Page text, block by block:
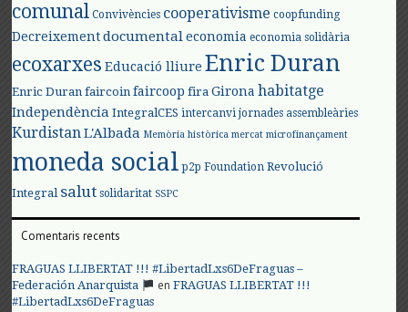
comunal Convivències cooperativisme coopfunding
Decreixement documental economia economia solidària
ecoxarxes Educació lliure Enric Duran
Enric Duran faircoin faircoop fira Girona habitatge
Independència IntegralCES intercanvi jornades assembleàries
KurdistanL'Albada Memòria històrica mercat microfinançament
moneda social p2p Foundation Revolució
Integral salut solidaritat SSPC
Comentaris recents
FRAGUAS LLIBERTAT !!! #LibertadLxs6DeFraguas –
Federación Anarquista
enFRAGUAS LLIBERTAT !!!
#LibertadLxs6DeFraguas